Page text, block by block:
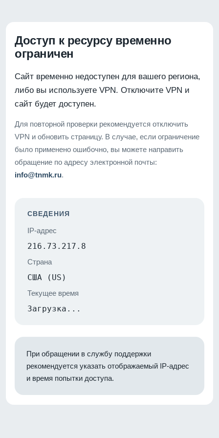
Доступ к ресурсу временно
ограничен
Сайт временно недоступен для вашего региона,
либо вы используете VPN. Отключите VPN и
сайт будет доступен.
Для повторной проверки рекомендуется отключить
VPN и обновить страницу. В случае, если ограничение
было применено ошибочно, вы можете направить
обращение по адресу электронной почты:
info@tnmk.ru.
СВЕДЕНИЯ
IP-адрес
216.73.217.8
Страна
США (US)
Текущее время
Загрузка...
При обращении в службу поддержки
рекомендуется указать отображаемый IP-адрес
и время попытки доступа.